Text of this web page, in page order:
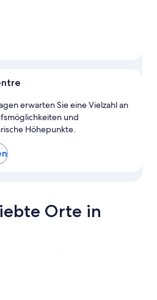
erwarten Sie eine Vielzahl an
und
Höhepunkte.
Orte in